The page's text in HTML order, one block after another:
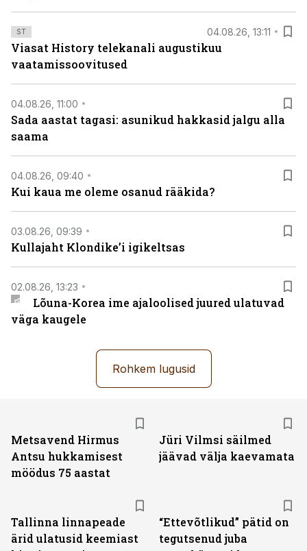
ST 04.08.26, 13:11
Viasat History telekanali augustikuu
vaatamissoovitused
04.08.26, 11:00
Sada aastat tagasi: asunikud hakkasid jalgu alla
saama
04.08.26, 09:40
Kui kaua me oleme osanud rääkida?
03.08.26, 09:39
Kullajaht Klondike’i igikeltsas
02.08.26, 13:23
Lõuna-Korea ime ajaloolised juured ulatuvad
väga kaugele
Rohkem lugusid
Metsavend Hirmus
Antsu hukkamisest
möödus 75 aastat
Jüri Vilmsi säilmed
jäävad välja kaevamata
Tallinna linnapeade
ärid ulatusid keemiast
“Ettevõtlikud” pätid on
tegutsenud juba